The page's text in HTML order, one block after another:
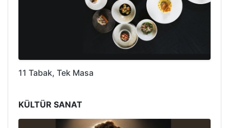
11 Tabak, Tek Masa
KÜLTÜR SANAT